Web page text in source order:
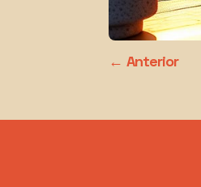
Anterior